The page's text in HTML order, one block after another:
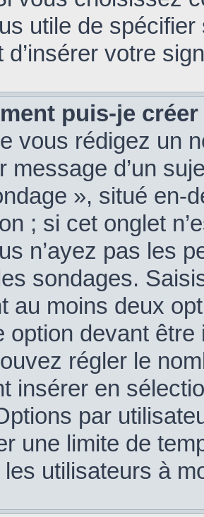
utile de
d’insérer votre
puis-je
vous rédigez un
message d’un
», situé en-
; si cet onglet
n’ayez pas les
sondages.
au moins deux
option devant
régler le
insérer en
par
une limite de
les utilisateurs à